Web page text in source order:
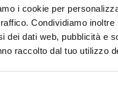
i cookie per
Condividiamo
dei dati web, pubblicità e
raccolto dal tuo utilizzo
Il corso
impiego in